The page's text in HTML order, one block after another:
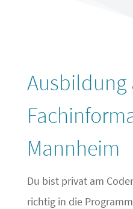
Ausbildung
Mannheim
Du bist privat am
richtig in die